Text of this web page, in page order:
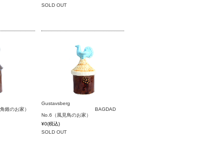
SOLD OUT
錐のお家）
Gustavsberg
BAGDAD
No.6（風見鳥のお家）
¥0(税込)
SOLD OUT